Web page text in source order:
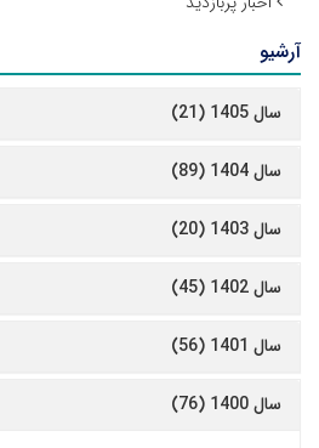
آرشیو
سال 1405 (21)
سال 1404 (89)
سال 1403 (20)
سال 1402 (45)
سال 1401 (56)
سال 1400 (76)